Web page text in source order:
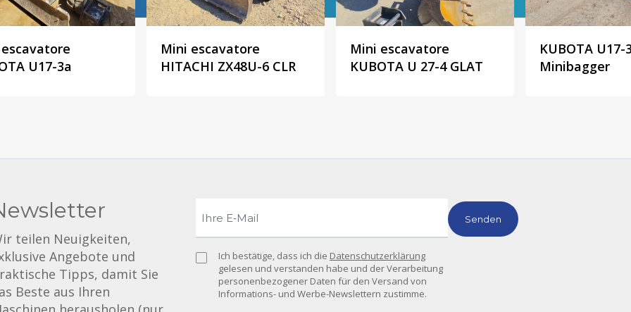
U17-3a
Mini escavatore
HITACHI ZX48U-6 CLR
Mini escavatore
KUBOTA U 27-4 GLAT
KUBOTA U17-
Minibagger
teilen Neuigkeiten,
Angebote und
Tipps, damit Sie
Beste aus Ihren
Ich bestätige, dass ich die Datenschutzerklärung
gelesen und verstanden habe und der Verarbeitung
personenbezogener Daten für den Versand von
Informations- und Werbe-Newslettern zustimme.